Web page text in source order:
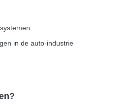
in de auto-industrie